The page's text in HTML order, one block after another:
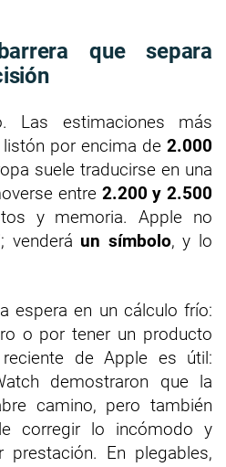
que separa
Las estimaciones más
por encima de 2.000
suele traducirse en una
entre 2.200 y 2.500
y memoria. Apple no
venderá un símbolo, y lo
espera en un cálculo frío:
o por tener un producto
de Apple es útil:
demostraron que la
camino, pero también
corregir lo incómodo y
En plegables,